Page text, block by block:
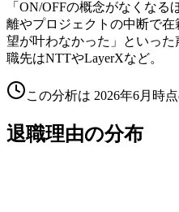
「ON/OFFの概念がなくな
離やプロジェクトの中断で
望が叶わなかった」といっ
職先はNTTやLayerXなど。
この分析は 2026年6月 時
退職理由の分布